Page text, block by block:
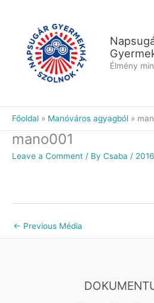
Élmény
Főoldal Manóváros agyagból
mano001
Leave a Comment / By Csaba /
← Previous Média